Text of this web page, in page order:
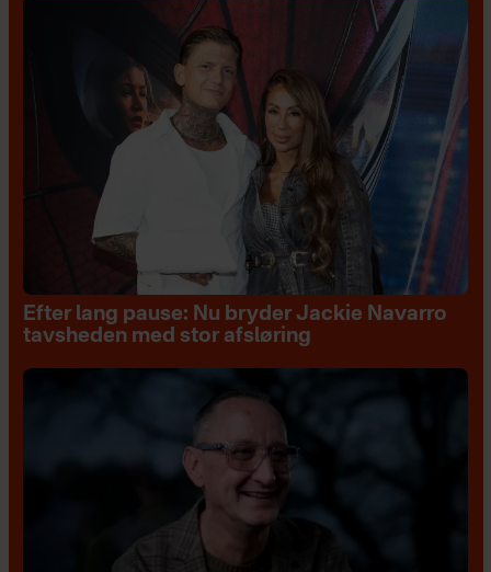
Efter lang pause: Nu bryder Jackie Navarro
tavsheden med stor afsløring